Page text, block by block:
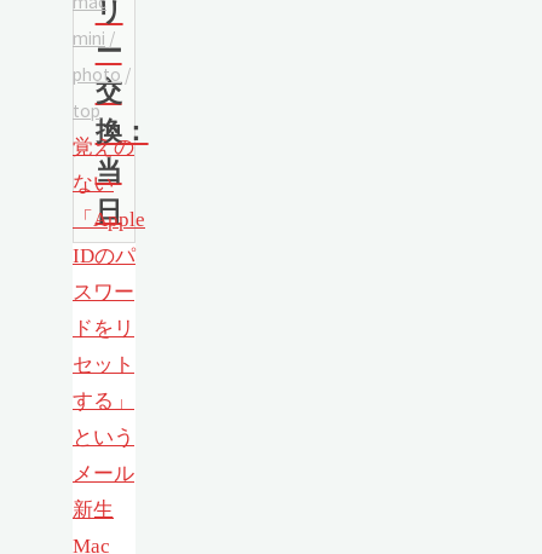
リ
ー
交
換：
当
日
mini /
photo /
top
覚えの
ない
「Apple
IDのパ
スワー
ドをリ
セット
する」
という
メール
新生
Mac